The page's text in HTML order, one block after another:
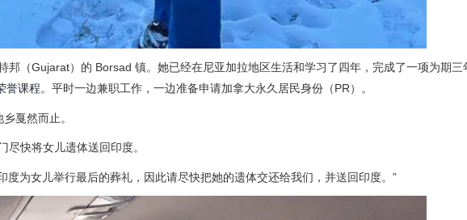
邦（Gujarat）的 Borsad 镇。她已经在尼亚加拉地区生活和学习了四年，完成了一项为期三
课程。 平时一边兼职工作，一边准备申请加拿大永久居民身份（PR）。
戛然而止。
快将女儿遗体送回印度。
度为女儿举行最后的葬礼，因此请尽快把她的遗体交还给我们，并送回印度。”